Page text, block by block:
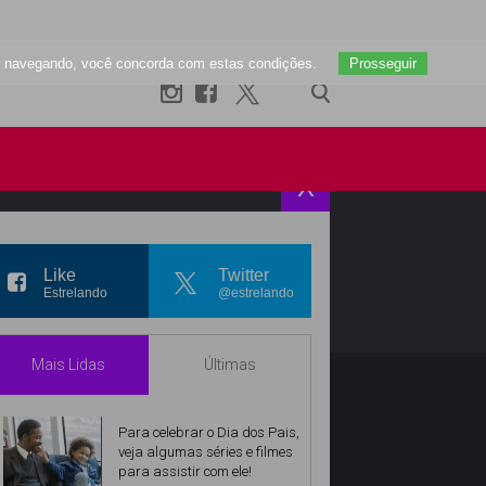
você concorda com estas condições. Prosseguir
X
Like
Estrelando
Twitter
@estrelando
Mais Lidas Últimas
Para celebrar o Dia dos Pais,
veja algumas séries e filmes
para assistir com ele!
INSTAGRAM